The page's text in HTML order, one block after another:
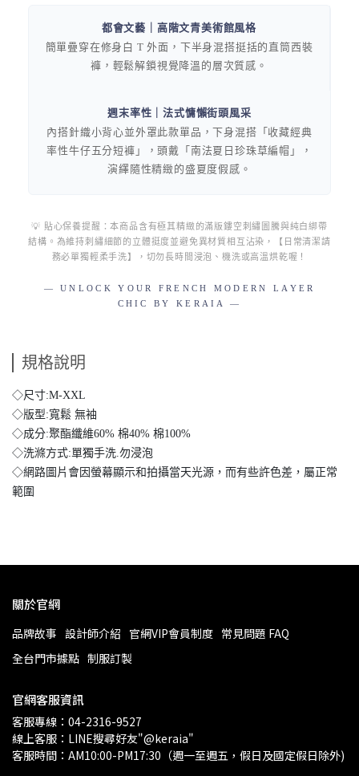
都會文藝｜高階文青美術館風格
簡單疊穿在修身白 T 外面，下半身混搭挺括的直筒西裝
褲，輕鬆解鎖視覺降溫的層次質感。
週末率性｜法式慵懶街頭風采
內搭針織小背心並外罩此款單品，下身混搭「收藏經典
率性牛仔五分短褲」，頭戴「南法夏日珍珠草編帽」，
演繹隨性精緻的盛夏度假感。
💡 貼心保養提醒：本商品含有極其精緻的滿版鏤空刺繡圖騰與純白綁帶
結構。為維持刺繡細節的立體挺度並避免異材質相互沾染，【日常清潔請
務必單獨輕柔手洗】，切勿長時間浸泡、機洗或高溫烘乾喔！
— UNLOCK YOUR FRENCH MODERN LAYER
CHIC BY KERAIA —
規格說明
◇尺寸:M-XXL
◇版型:寬鬆 無袖
◇成分:聚酯纖維60% 棉40% 棉100%
◇洗滌方式:單獨手洗.勿浸泡
◇網路圖片會因螢幕顯示和拍攝當天光源，而有些許色差，屬正常
範圍
關於官網
品牌故事 設計師介紹 官網VIP會員制度 常見問題 FAQ
全台門市據點 制服訂製
官網客服資訊
客服專線：04-2316-9527
線上客服：LINE搜尋好友"@keraia"
客服時間：AM10:00-PM17:30（週一至週五，假日及國定假日除外)